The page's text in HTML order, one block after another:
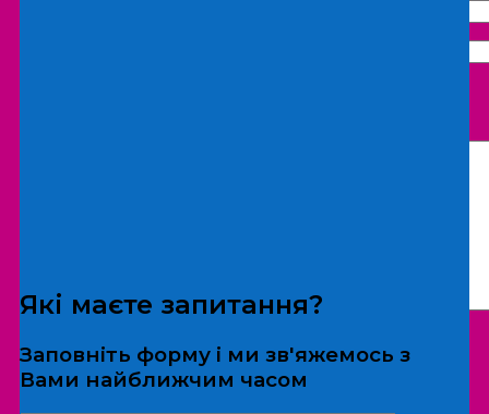
*Дані не передаються третім особам
Які маєте запитання?
Заповніть форму і ми зв'яжемось з
Вами найближчим часом